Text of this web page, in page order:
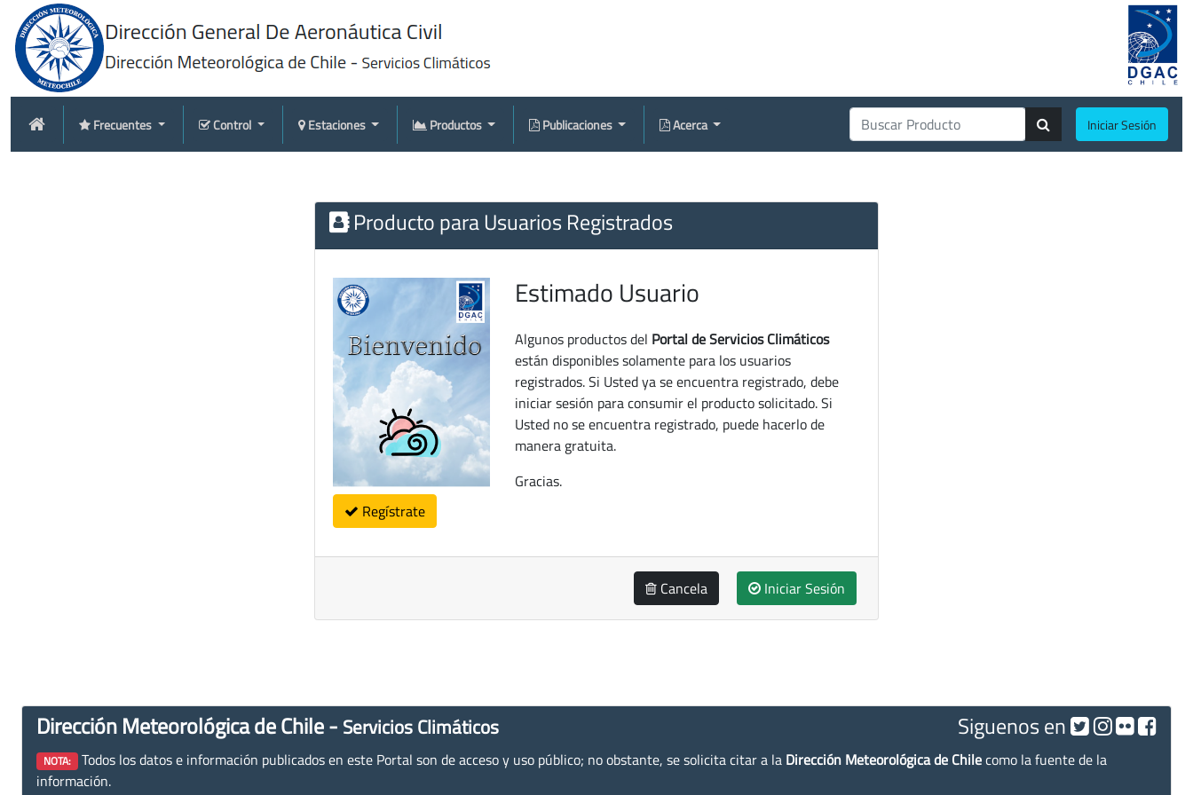
Frecuentes Control Estaciones Productos Publicaciones Acerca Iniciar Sesión
Producto para Usuarios Registrados
Regístrate
Estimado Usuario
Algunos productos del Portal de Servicios Climáticos
están disponibles solamente para los usuarios
registrados. Si Usted ya se encuentra registrado, debe
iniciar sesión para consumir el producto solicitado. Si
Usted no se encuentra registrado, puede hacerlo de
manera gratuita.
Gracias.
Cancela Iniciar Sesión
Dirección Meteorológica de Chile - Servicios Climáticos Siguenos en
NOTA: Todos los datos e información publicados en este Portal son de acceso y uso público; no obstante, se solicita citar a la Dirección Meteorológica de Chilecomo la fuente de la
información.